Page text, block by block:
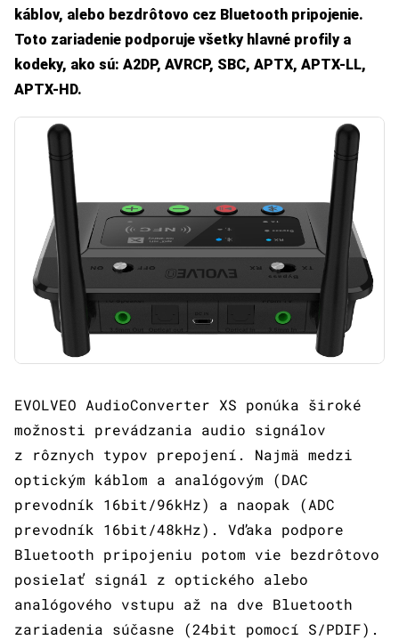
káblov, alebo bezdrôtovo cez Bluetooth pripojenie.
Toto zariadenie podporuje všetky hlavné profily a
kodeky, ako sú: A2DP, AVRCP, SBC, APTX, APTX-LL,
APTX-HD.
EVOLVEO AudioConverter XS ponúka široké
možnosti prevádzania audio signálov
z rôznych typov prepojení. Najmä medzi
optickým káblom a analógovým (DAC
prevodník 16bit/96kHz) a naopak (ADC
prevodník 16bit/48kHz). Vďaka podpore
Bluetooth pripojeniu potom vie bezdrôtovo
posielať signál z optického alebo
analógového vstupu až na dve Bluetooth
zariadenia súčasne (24bit pomocí S/PDIF).